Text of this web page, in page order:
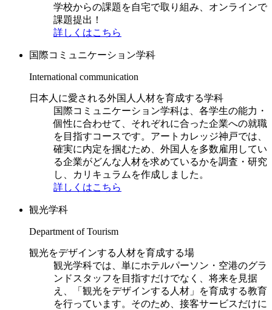
学校からの課題を自宅で取り組み、オンラインで
課題提出！
詳しくはこちら
国際コミュニケーション学科
International communication
日本人に愛される外国人人材を育成する学科
国際コミュニケーション学科は、各学生の能力・
個性に合わせて、それぞれに合った企業への就職
を目指すコースです。アートカレッジ神戸では、
確実に内定を掴むため、外国人を多数雇用してい
る企業がどんな人材を求めているかを調査・研究
し、カリキュラムを作成しました。
詳しくはこちら
観光学科
Department of Tourism
観光をデザインする人材を育成する場
観光学科では、単にホテルパーソン・空港のグラ
ンドスタッフを目指すだけでなく、将来を見据
え、「観光をデザインする人材」を育成する教育
を行っています。そのため、接客サービスだけに